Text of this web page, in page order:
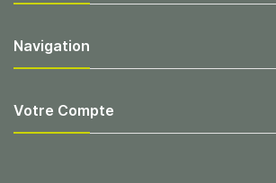
Navigation
Votre Compte